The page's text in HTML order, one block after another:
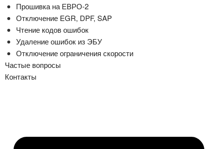
Прошивка на ЕВРО-2
Отключение EGR, DPF, SAP
Чтение кодов ошибок
Удаление ошибок из ЭБУ
Отключение ограничения скорости
Частые вопросы
Контакты